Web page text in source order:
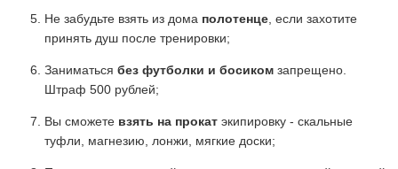
Не забудьте взять из дома полотенце , если захотите
принять душ после тренировки;
Заниматься без футболки и босиком запрещено.
Штраф 500 рублей;
Вы сможете взять на прокат экипировку - скальные
туфли, магнезию, лонжи, мягкие доски;